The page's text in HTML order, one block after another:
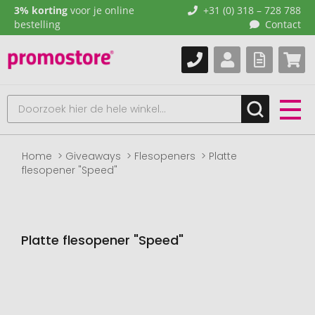
3% korting voor je online
bestelling
+31 (0) 318 – 728 788
Contact
Home Giveaways Flesopeners
Platte
flesopener "Speed"
Platte flesopener "Speed"